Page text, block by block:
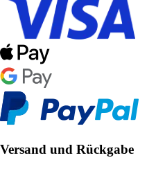
Versand und Rückgabe